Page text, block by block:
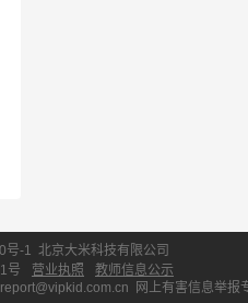
号-1 北京大米科技有限公司
号 营业执照
教师信息公示
网上有害信息举报